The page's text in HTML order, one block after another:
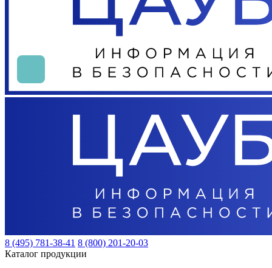
8 (495) 781-38-41 8 (800) 201-20-03
Каталог продукции